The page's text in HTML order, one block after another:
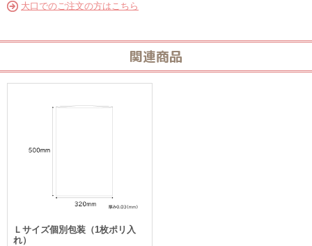
大口でのご注文の方はこちら
関連商品
Ｌサイズ個別包装（1枚ポリ入
れ）